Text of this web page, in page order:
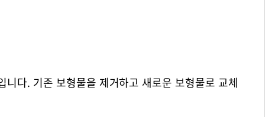
니다. 기존 보형물을 제거하고 새로운 보형물로 교체